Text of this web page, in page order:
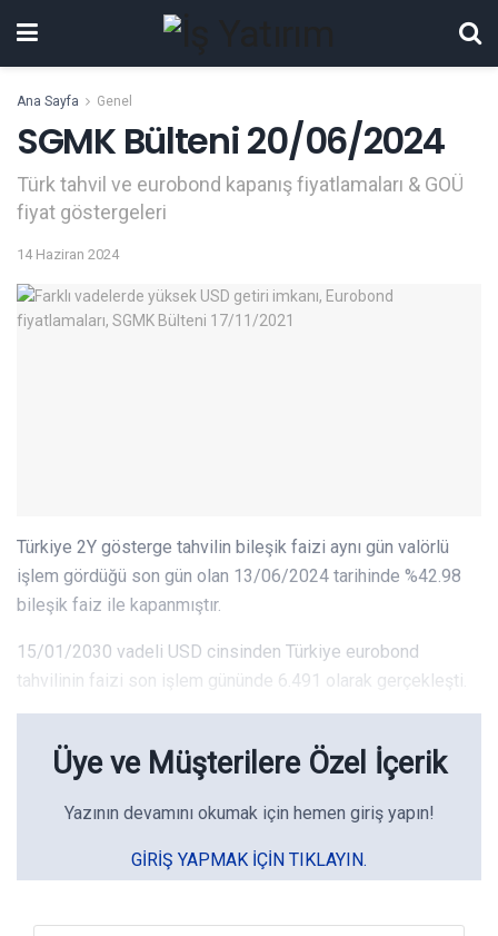
Ana Sayfa Genel
SGMK Bülteni 20/06/2024
Türk tahvil ve eurobond kapanış fiyatlamaları & GOÜ
fiyat göstergeleri
14 Haziran 2024
Türkiye 2Y gösterge tahvilin bileşik faizi aynı gün valörlü
işlem gördüğü son gün olan 13/06/2024 tarihinde %42.98
bileşik faiz ile kapanmıştır.
15/01/2030 vadeli USD cinsinden Türkiye eurobond
tahvilinin faizi son işlem gününde 6.491 olarak gerçekleşti.
Üye ve Müşterilere Özel İçerik
Yazının devamını okumak için hemen giriş yapın!
GIRIŞ YAPMAK IÇIN TIKLAYIN.